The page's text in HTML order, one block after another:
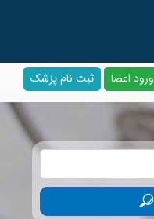
ورود اعضا ثبت نام پزشک